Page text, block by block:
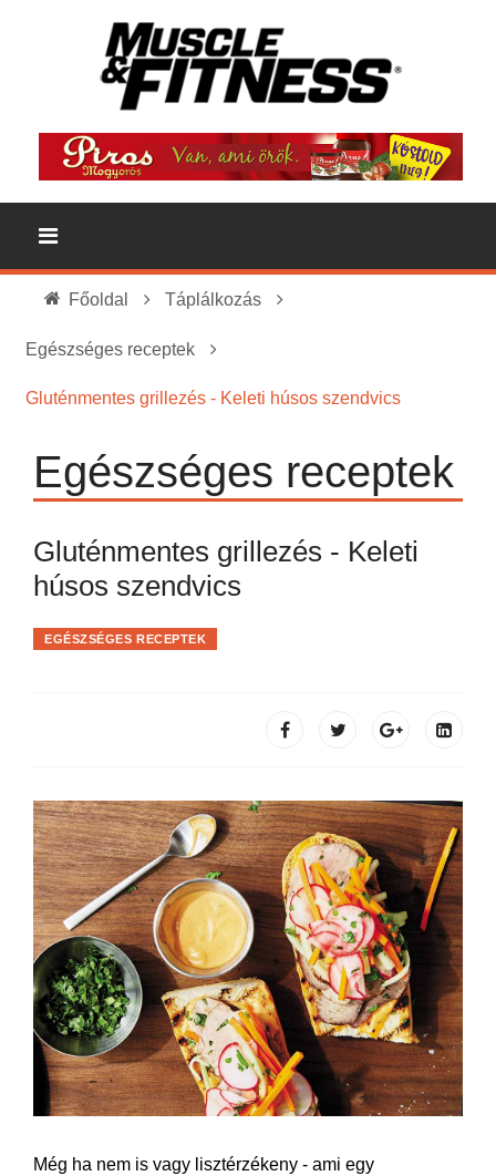
Főoldal Táplálkozás
Egészséges receptek
Gluténmentes grillezés - Keleti húsos szendvics
Egészséges receptek
Gluténmentes grillezés - Keleti
húsos szendvics
EGÉSZSÉGES RECEPTEK
Még ha nem is vagy lisztérzékeny - ami egy